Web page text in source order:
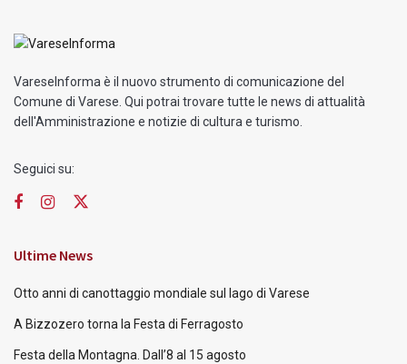
VareseInforma è il nuovo strumento di comunicazione del
Comune di Varese. Qui potrai trovare tutte le news di attualità
dell'Amministrazione e notizie di cultura e turismo.
Seguici su:
Ultime News
Otto anni di canottaggio mondiale sul lago di Varese
A Bizzozero torna la Festa di Ferragosto
Festa della Montagna. Dall’8 al 15 agosto